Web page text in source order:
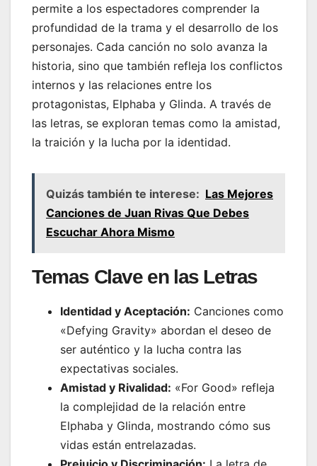
permite a los espectadores comprender la
profundidad de la trama y el desarrollo de los
personajes. Cada canción no solo avanza la
historia, sino que también refleja los conflictos
internos y las relaciones entre los
protagonistas, Elphaba y Glinda. A través de
las letras, se exploran temas como la amistad,
la traición y la lucha por la identidad.
Quizás también te interese: Las Mejores
Canciones de Juan Rivas Que Debes
Escuchar Ahora Mismo
Temas Clave en las Letras
Identidad y Aceptación: Canciones como
«Defying Gravity» abordan el deseo de
ser auténtico y la lucha contra las
expectativas sociales.
Amistad y Rivalidad: «For Good» refleja
la complejidad de la relación entre
Elphaba y Glinda, mostrando cómo sus
vidas están entrelazadas.